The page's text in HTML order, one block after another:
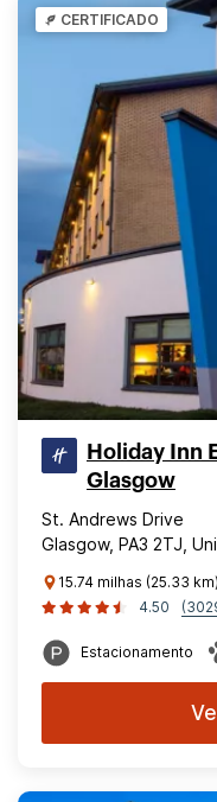
CERTIFICADO
Holiday Inn
Glasgow
St. Andrews Drive
Glasgow, PA3 2TJ,
15.74 milhas (25.33
4.50
Estacionamento